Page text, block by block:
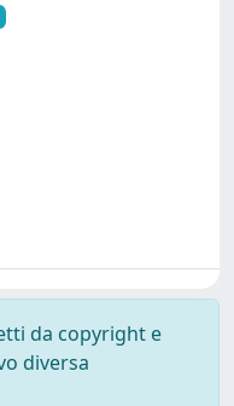
da copyright e
diversa